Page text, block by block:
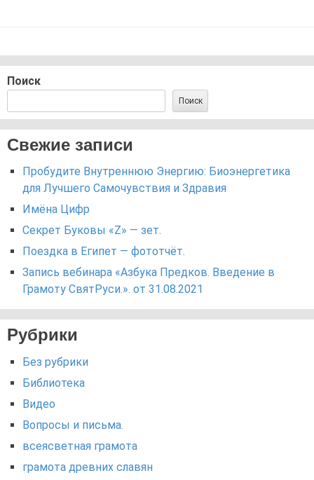
Поиск
Поиск
Свежие записи
Пробудите Внутреннюю Энергию: Биоэнергетика
для Лучшего Самочувствия и Здравия
Имёна Цифр
Секрет Буковы «Z» — зет.
Поездка в Египет — фототчёт.
Запись вебинара «Азбука Предков. Введение в
Грамоту СвятРуси.». от 31.08.2021
Рубрики
Без рубрики
Библиотека
Видео
Вопросы и письма.
всеясветная грамота
грамота древних славян